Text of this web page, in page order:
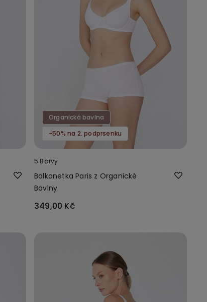
Organická bavlna
-50% na 2. podprsenku
5 Barvy
Balkonetka Paris z Organické
Bavlny
349,00 Kč